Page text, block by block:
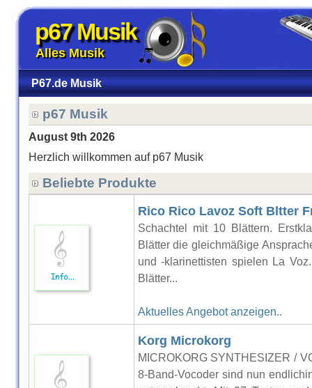
p67 Musik
Alles Musik
P67.de Musik
p67 Musik
August 9th 2026
Herzlich willkommen auf p67 Musik
Beliebte Produkte
Rico Rico Lavoz Soft Bltter
Schachtel mit 10 Blättern.
Blätter die gleichmäßige
und -klarinettisten spielen La
Blätter...
Aktuelles Angebot anzeigen..
Korg Microkorg
MICROKORG SYNTHESIZER /
8-Band-Vocoder sind nun